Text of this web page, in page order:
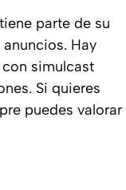
parte de su
anuncios. Hay
simulcast
Si quieres
puedes valorar